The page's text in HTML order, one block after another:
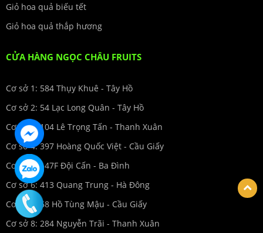
Giỏ hoa quả biếu tết
Giỏ hoa quả thắp hương
CỬA HÀNG NGỌC CHÂU FRUITS
Cơ sở 1: 584 Thụy Khuê - Tây Hồ
Cơ sở 2: 54 Lạc Long Quân - Tây Hồ
Cơ sở 3: 104 Lê Trọng Tấn - Thanh Xuân
Cơ sở 4: 397 Hoàng Quốc Việt - Cầu Giấy
Cơ sở 5: 147F Đội Cấn - Ba Đình
Cơ sở 6: 413 Quang Trung - Hà Đông
Cơ sở 7: 68 Hồ Tùng Mậu - Cầu Giấy
Cơ sở 8: 284 Nguyễn Trãi - Thanh Xuân